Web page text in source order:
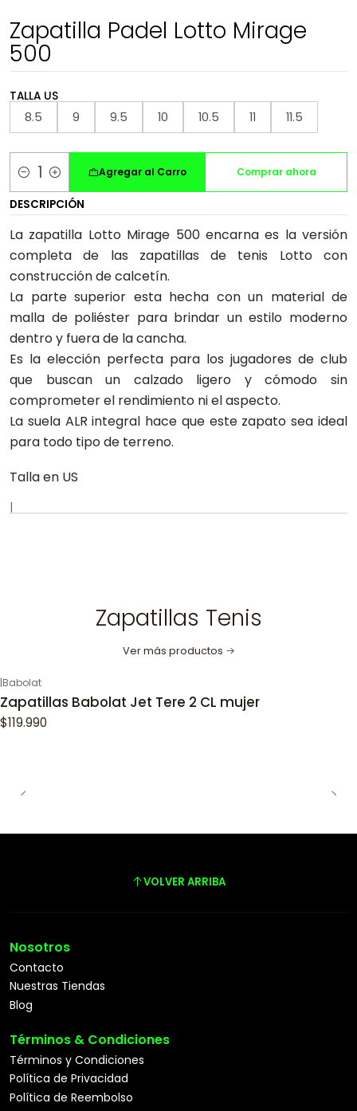
Zapatilla Padel Lotto Mirage
500
TALLA US
8.5 9 9.5 10 10.5 11 11.5
Cantidad
Agregar al Carro Comprar ahora
DESCRIPCIÓN
La zapatilla Lotto Mirage 500 encarna es la versión
completa de las zapatillas de tenis Lotto con
construcción de calcetín.
La parte superior esta hecha con un material de
malla de poliéster para brindar un estilo moderno
dentro y fuera de la cancha.
Es la elección perfecta para los jugadores de club
que buscan un calzado ligero y cómodo sin
comprometer el rendimiento ni el aspecto.
La suela ALR integral hace que este zapato sea ideal
para todo tipo de terreno.
Talla en US
|
Zapatillas Tenis
Ver más productos
|Babolat
Zapatillas Babolat Jet Tere 2 CL mujer
$119.990
VOLVER ARRIBA
Nosotros
Contacto
Nuestras Tiendas
Blog
Términos & Condiciones
Términos y Condiciones
Política de Privacidad
Política de Reembolso